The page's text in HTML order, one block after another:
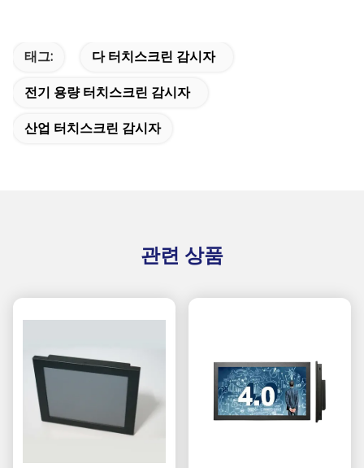
태그:
다 터치스크린 감시자
전기 용량 터치스크린 감시자
산업 터치스크린 감시자
관련 상품